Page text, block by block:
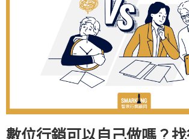
數位行銷可以自己做嗎？